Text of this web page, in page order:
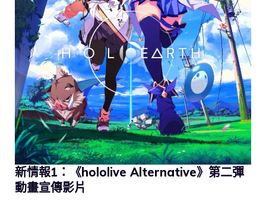
新情報1：《hololive Alternative》第二彈
動畫宣傳影片